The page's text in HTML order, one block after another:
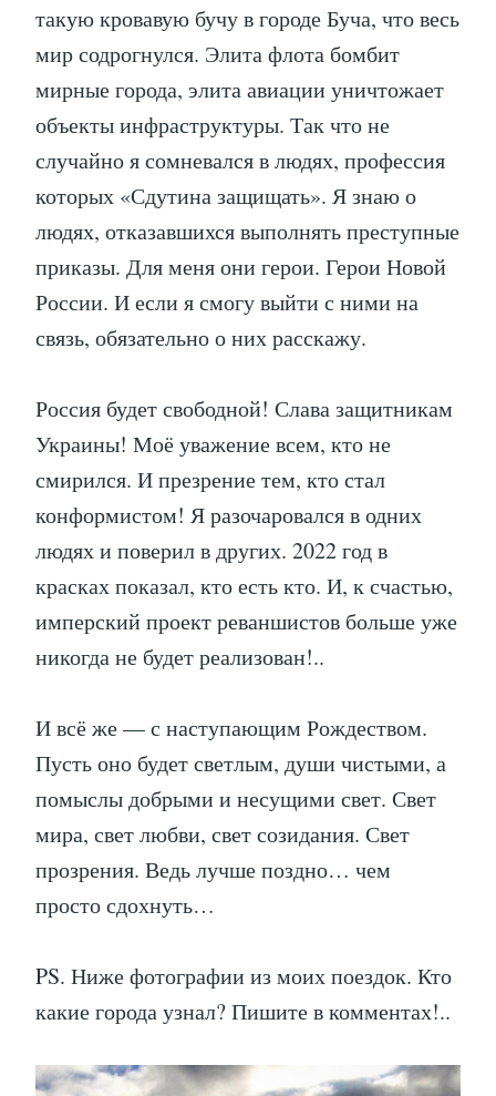
такую кровавую бучу в городе Буча, что весь
мир содрогнулся. Элита флота бомбит
мирные города, элита авиации уничтожает
объекты инфраструктуры. Так что не
случайно я сомневался в людях, профессия
которых «Сдутина защищать». Я знаю о
людях, отказавшихся выполнять преступные
приказы. Для меня они герои. Герои Новой
России. И если я смогу выйти с ними на
связь, обязательно о них расскажу.
Россия будет свободной! Слава защитникам
Украины! Моё уважение всем, кто не
смирился. И презрение тем, кто стал
конформистом! Я разочаровался в одних
людях и поверил в других. 2022 год в
красках показал, кто есть кто. И, к счастью,
имперский проект реваншистов больше уже
никогда не будет реализован!..
И всё же — с наступающим Рождеством.
Пусть оно будет светлым, души чистыми, а
помыслы добрыми и несущими свет. Свет
мира, свет любви, свет созидания. Свет
прозрения. Ведь лучше поздно… чем
просто сдохнуть…
PS. Ниже фотографии из моих поездок. Кто
какие города узнал? Пишите в комментах!..